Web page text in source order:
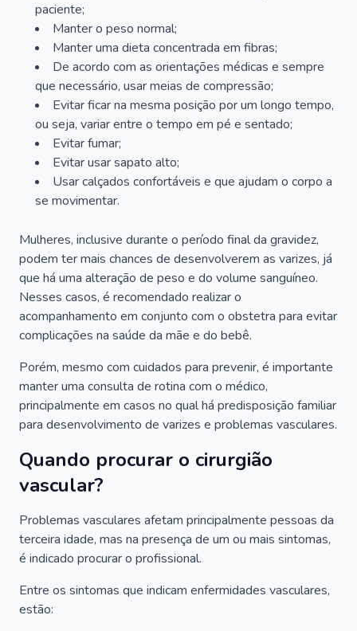
paciente;
Manter o peso normal;
Manter uma dieta concentrada em fibras;
De acordo com as orientações médicas e sempre
que necessário, usar meias de compressão;
Evitar ficar na mesma posição por um longo tempo,
ou seja, variar entre o tempo em pé e sentado;
Evitar fumar;
Evitar usar sapato alto;
Usar calçados confortáveis e que ajudam o corpo a
se movimentar.
Mulheres, inclusive durante o período final da gravidez,
podem ter mais chances de desenvolverem as varizes, já
que há uma alteração de peso e do volume sanguíneo.
Nesses casos, é recomendado realizar o
acompanhamento em conjunto com o obstetra para evitar
complicações na saúde da mãe e do bebê.
Porém, mesmo com cuidados para prevenir, é importante
manter uma consulta de rotina com o médico,
principalmente em casos no qual há predisposição familiar
para desenvolvimento de varizes e problemas vasculares.
Quando procurar o cirurgião
vascular?
Problemas vasculares afetam principalmente pessoas da
terceira idade, mas na presença de um ou mais sintomas,
é indicado procurar o profissional.
Entre os sintomas que indicam enfermidades vasculares,
estão: